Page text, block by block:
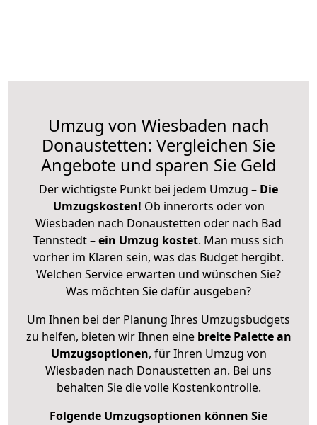
Umzug von Wiesbaden nach
Donaustetten: Vergleichen Sie
Angebote und sparen Sie Geld
Der wichtigste Punkt bei jedem Umzug – Die
Umzugskosten! Ob innerorts oder von
Wiesbaden nach Donaustetten oder nach Bad
Tennstedt –ein Umzug kostet. Man muss sich
vorher im Klaren sein, was das Budget hergibt.
Welchen Service erwarten und wünschen Sie?
Was möchten Sie dafür ausgeben?
Um Ihnen bei der Planung Ihres Umzugsbudgets
zu helfen, bieten wir Ihnen eine breite Palette an
Umzugsoptionen, für Ihren Umzug von
Wiesbaden nach Donaustetten an. Bei uns
behalten Sie die volle Kostenkontrolle.
Folgende Umzugsoptionen können Sie